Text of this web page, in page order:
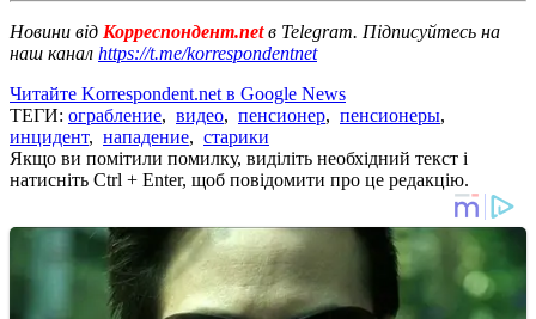
Новини від Корреспондент.netв Telegram. Підписуйтесь на
наш канал https://t.me/korrespondentnet
Читайте Korrespondent.net в Google News
ТЕГИ: ограбление, видео, пенсионер, пенсионеры,
инцидент, нападение, старики
Якщо ви помітили помилку, виділіть необхідний текст і
натисніть Ctrl + Enter, щоб повідомити про це редакцію.